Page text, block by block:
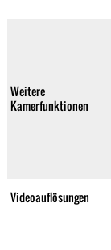
Weitere
Kamerfunktionen
Videoauflösungen